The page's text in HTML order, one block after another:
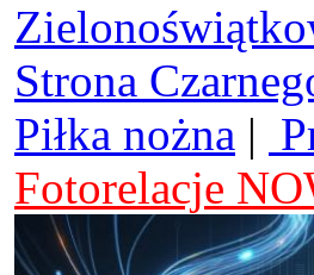
Strona
Piłka nożna |
Fotorelacje